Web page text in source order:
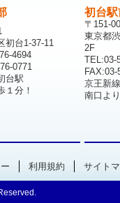
初台1-37-11
4694
0771
台駅
１分！
初台
〒151-
東京都
2F
TEL:03-
FAX:03-
京王新
南口よ
利用規約 サイト